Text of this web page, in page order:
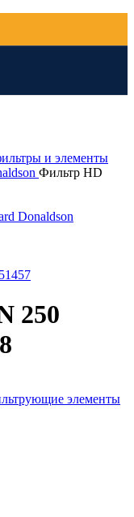
и элементы
Фильтр HD
Donaldson
250
элементы